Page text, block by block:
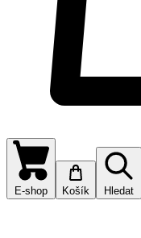
E-shop Košík Hledat